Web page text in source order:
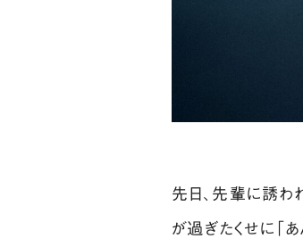
先日、先輩に誘わ
が過ぎたくせに「